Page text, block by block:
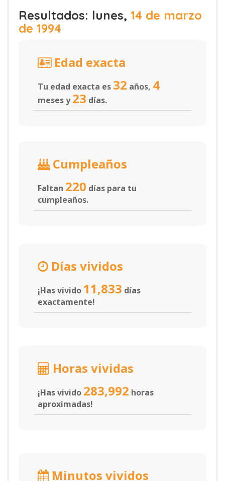
Resultados: lunes, 14 de marzo
de 1994
Edad exacta
Tu edad exacta es 32 años, 4
meses y23 días.
Cumpleaños
Faltan 220 días para tu
cumpleaños.
Días vividos
¡Has vivido 11,833 días
exactamente!
Horas vividas
¡Has vivido 283,992 horas
aproximadas!
Minutos vividos